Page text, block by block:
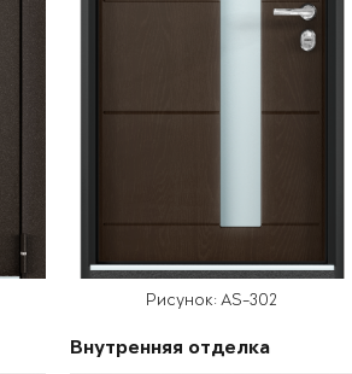
Рисунок: AS-302
Внутренняя отделка